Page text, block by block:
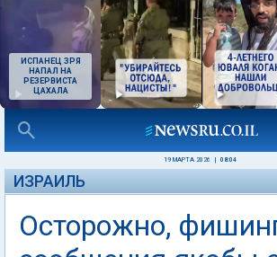
ИСПАНЕЦ ЗРЯ
НАПАЛ НА
РЕЗЕРВИСТА
ЦАХАЛА
19 МАРТА 2026 08:04
ИЗРАИЛЬ
Осторожно,